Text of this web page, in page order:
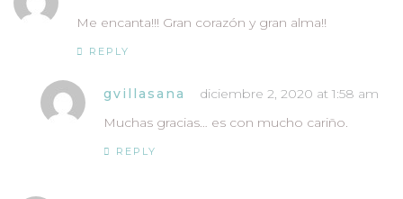
Me encanta!!! Gran corazón y gran alma!!
REPLY
gvillasana
diciembre 2, 2020 at 1:58 am
Muchas gracias… es con mucho cariño.
REPLY